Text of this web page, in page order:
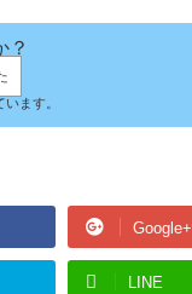
？
ます。
Google+
LINE